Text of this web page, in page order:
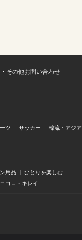
その他お問い合わせ
ツ サッカー 韓流・アジア
用品
ひとりを楽しむ
コロ・キレイ